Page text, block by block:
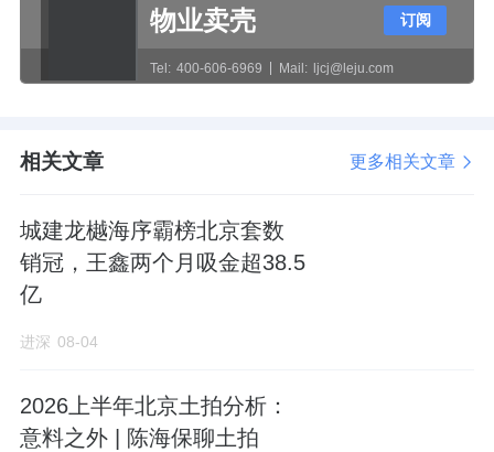
扰。中西双厨设计，超尺度岛台。
同时独创了“玉润健康家”全场景服务体系：
+14境健康场景。
围绕“孩子成长、父母养老、中年慰藉”三大核
心需求，让服务场景与日常生活深度咬合。
2025年9月5日，城建发展
物业卖壳
Tel: 400-606-6969 Mail: ljcj@leju.com
订阅
相关文章 更多相关文章
城建龙樾海序霸榜北京套数
销冠，王鑫两个月吸金超38.5
亿
进深 08-04
2026上半年北京土拍分析：
意料之外 | 陈海保聊土拍